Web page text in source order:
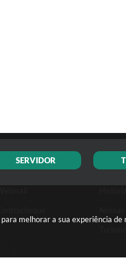
melhorar a sua experiência
SERVIDOR